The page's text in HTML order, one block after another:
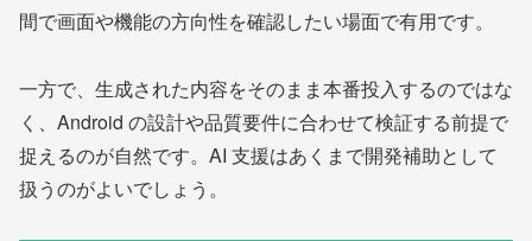
間で画面や機能の方向性を確認したい場面で有用です。
一方で、生成された内容をそのまま本番投入するのではな
く、Android の設計や品質要件に合わせて検証する前提で
捉えるのが自然です。AI 支援はあくまで開発補助として
扱うのがよいでしょう。